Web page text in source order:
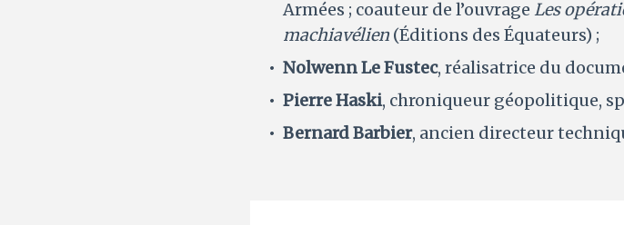
Armées ; coauteur de l’ouvrage Les
machiavélien (Éditions des Équateurs) ;
Nolwenn Le Fustec, réalisatrice du
Pierre Haski, chroniqueur géopolitique,
Bernard Barbier, ancien directeur